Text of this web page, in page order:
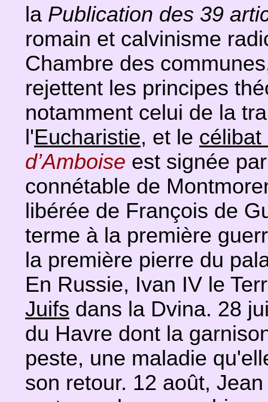
la Publication des 39
romain et calvinisme
Chambre des
rejettent les principes
notamment celui de la
l'Eucharistie, et le célibat
d’Amboise est signée
connétable de
libérée de François de
terme à la première
la première pierre du
En Russie, Ivan IV le
Juifs dans la Dvina. 28
du Havre dont la
peste, une maladie
son retour. 12 août,